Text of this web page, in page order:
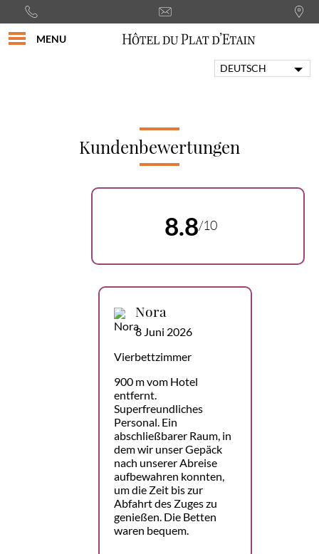
MENU
DEUTSCH
ITALIANO
ESPAÑOL
Kundenbewertungen
8.8/10
Nora
8 Juni 2026
Vierbettzimmer
900 m vom Hotel
entfernt.
Superfreundliches
Personal. Ein
abschließbarer Raum, in
dem wir unser Gepäck
nach unserer Abreise
aufbewahren konnten,
um die Zeit bis zur
Abfahrt des Zuges zu
genießen. Die Betten
waren bequem.